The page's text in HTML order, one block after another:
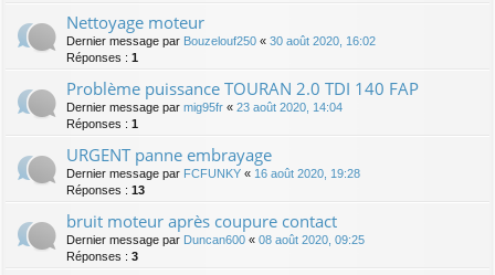
Nettoyage moteur
Dernier message par Bouzelouf250 « 30 août 2020, 16:02
Réponses : 1
Problème puissance TOURAN 2.0 TDI 140 FAP
Dernier message par mig95fr « 23 août 2020, 14:04
Réponses : 1
URGENT panne embrayage
Dernier message par FCFUNKY « 16 août 2020, 19:28
Réponses : 13
bruit moteur après coupure contact
Dernier message par Duncan600 « 08 août 2020, 09:25
Réponses : 3